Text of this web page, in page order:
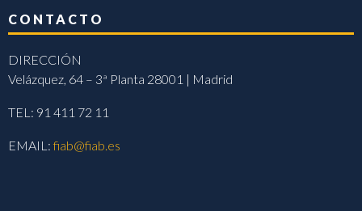
CONTACTO
DIRECCIÓN
Velázquez, 64 – 3ª Planta 28001 | Madrid
TEL: 91 411 72 11
EMAIL:fiab@fiab.es